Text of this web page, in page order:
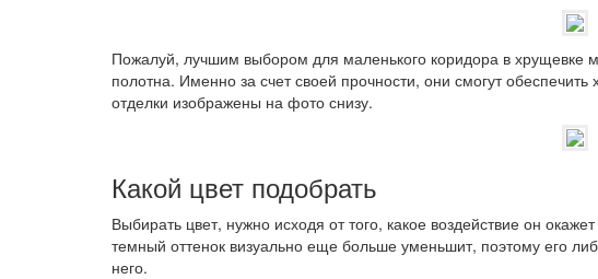
Пожалуй, лучшим выбором для маленького коридора в хрущевке
полотна. Именно за счет своей прочности, они смогут
отделки изображены на фото снизу.
Какой цвет подобрать
Выбирать цвет, нужно исходя от того, какое воздействие он
темный оттенок визуально еще больше уменьшит, поэтому его
него.